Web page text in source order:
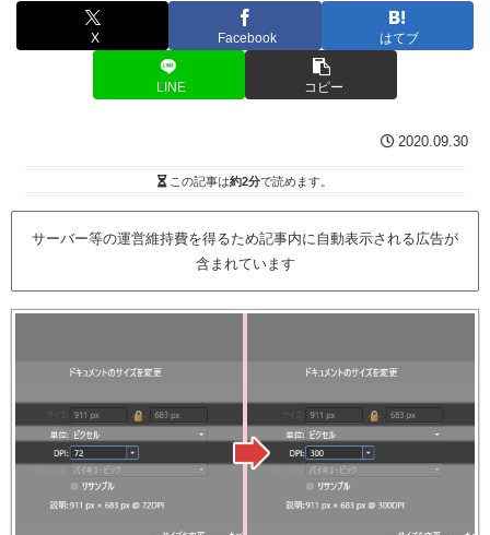
X Facebook はてブ
LINE コピー
2020.09.30
この記事は約2分で読めます。
サーバー等の運営維持費を得るため記事内に自動表示される広告が
含まれています